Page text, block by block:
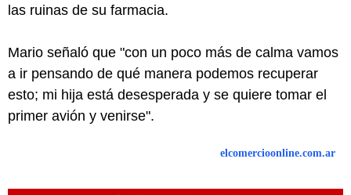
las ruinas de su farmacia.
Mario señaló que "con un poco más de calma vamos
a ir pensando de qué manera podemos recuperar
esto; mi hija está desesperada y se quiere tomar el
primer avión y venirse".
elcomercioonline.com.ar